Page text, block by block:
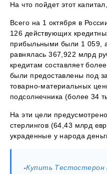
На что пойдет этот
Всего на 1 октября в
126 действующих
прибыльными были 1 059,
равнялась 367,922 млрд
кредитам составляет
были предоставлены под
товарно-материальных
подсолнечника (более 34
На эти цели
стерлингов (64,43 млрд
украденные у народа
-Купить Тестостерон